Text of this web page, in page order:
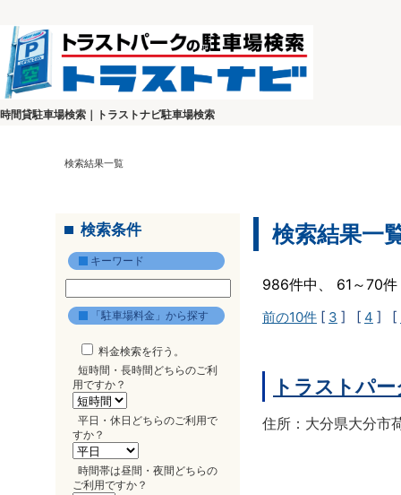
時間貸駐車場検索｜トラストナビ駐車場検索
検索結果一覧
検索条件
キーワード
「駐車場料金」から探す
料金検索を行う。
短時間・長時間どちらのご利
用ですか？
平日・休日どちらのご利用で
すか？
時間帯は昼間・夜間どちらの
ご利用ですか？
検索結果一
986件中、 61～70
前の10件 [ 3 ] [ 4 ] [
トラストパ
住所：大分県大分市